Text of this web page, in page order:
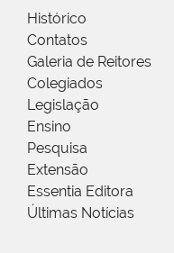
Histórico
Contatos
Galeria de Reitores
Colegiados
Legislação
Ensino
Pesquisa
Extensão
Essentia Editora
Últimas Notícias